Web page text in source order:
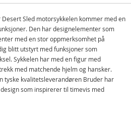
Sled motorsykkelen kommer med en
Den har designelementer som
med en stor oppmerksomhet på
blitt utstyrt med funksjoner som
Sykkelen har med en figur med
med matchende hjelm og hansker.
tyske kvalitetsleverandøren Bruder har
som inspirerer til timevis med